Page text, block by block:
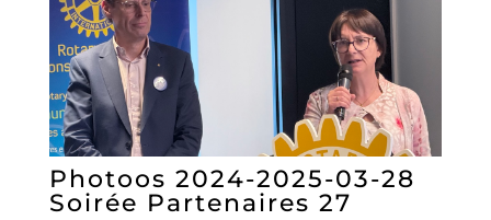
Photoos 2024-2025-03-28
Soirée Partenaires 27